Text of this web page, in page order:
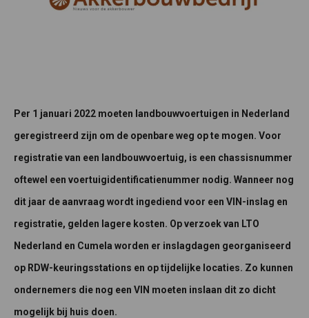
Per 1 januari 2022 moeten landbouwvoertuigen in Nederland
geregistreerd zijn om de openbare weg op te mogen. Voor
registratie van een landbouwvoertuig, is een chassisnummer
oftewel een voertuigidentificatienummer nodig. Wanneer nog
dit jaar de aanvraag wordt ingediend voor een VIN-inslag en
registratie, gelden lagere kosten. Op verzoek van LTO
Nederland en Cumela worden er inslagdagen georganiseerd
op RDW-keuringsstations en op tijdelijke locaties. Zo kunnen
ondernemers die nog een VIN moeten inslaan dit zo dicht
mogelijk bij huis doen.